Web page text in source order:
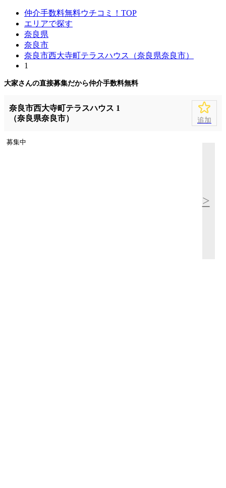
仲介手数料無料ウチコミ！TOP
エリアで探す
奈良県
奈良市
奈良市西大寺町テラスハウス（奈良県奈良市）
1
大家さんの直接募集だから仲介手数料無料
奈良市西大寺町テラスハウス 1
（奈良県奈良市）
追加
募集中
>